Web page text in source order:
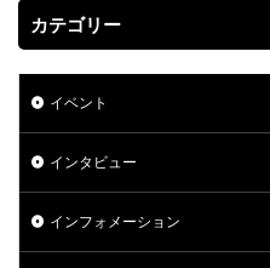
カテゴリー
イベント
インタビュー
インフォメーション